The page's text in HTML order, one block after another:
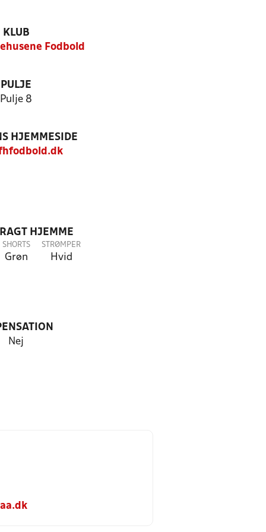
KLUB
Fodbold
PULJE
Pulje 8
HJEMMESIDE
HJEMME
SHORTS
Grøn
STRØMPER
Hvid
Nej